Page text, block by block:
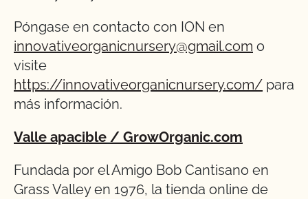
Póngase en contacto con ION en
innovativeorganicnursery@gmail.com o
visite
https://innovativeorganicnursery.com/ para
más información.
Valle apacible / GrowOrganic.com
Fundada por el Amigo Bob Cantisano en
Grass Valley en 1976, la tienda online de